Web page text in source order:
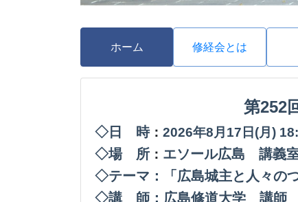
ホーム 修経会とは
第252
◇日 時： 2026年8月17日(月 )
◇場 所 ： エソール広島 講義
◇テーマ：「広島城主と人々の
◇講 師：広島修道大学 講